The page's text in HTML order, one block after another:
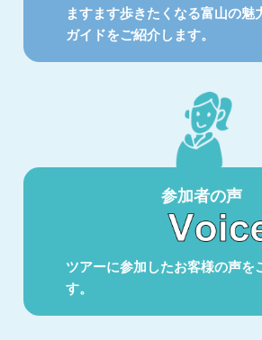
ますます歩きたくなる富山の魅
ガイドをご紹介します。
参加者の声
ツアーに参加したお客様の声を
す。